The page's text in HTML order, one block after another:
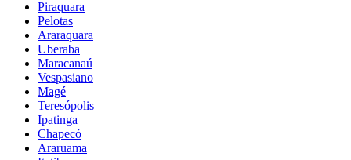
Piraquara
Pelotas
Araraquara
Uberaba
Maracanaú
Vespasiano
Magé
Teresópolis
Ipatinga
Chapecó
Araruama